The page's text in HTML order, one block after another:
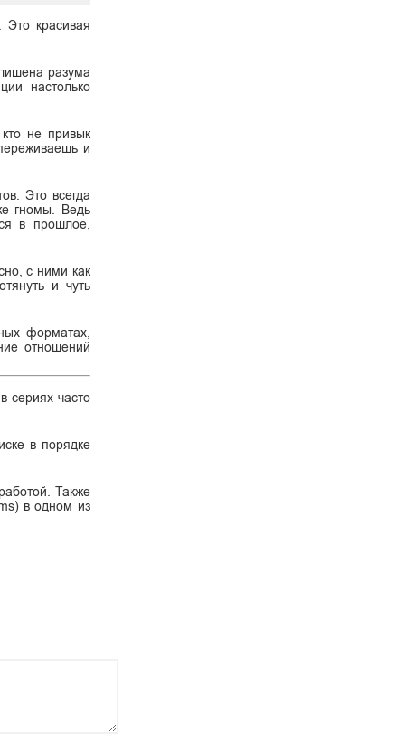
Это красивая
разума
настолько
не привык
и
Это всегда
гномы. Ведь
в прошлое,
с ними как
и чуть
форматах,
отношений
сериях часто
в порядке
Также
в одном из